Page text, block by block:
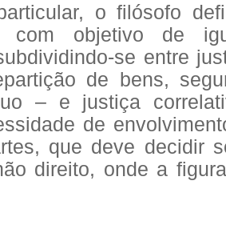
o filósofo
com objetivo de
se entre
de bens,
– e justiça
de
que deve decidir
direito, onde a